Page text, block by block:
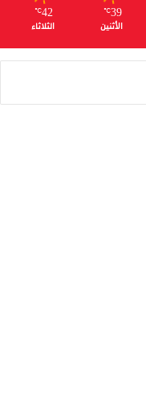
39
℃
الأثنين
42
℃
الثلاثاء